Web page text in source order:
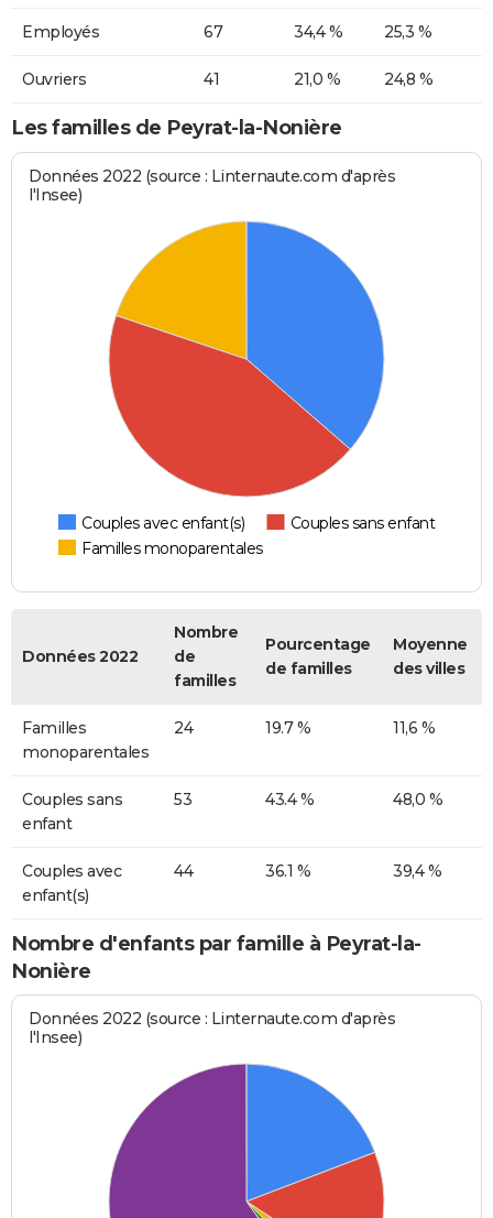
Employés 67 34,4 % 25,3 %
Ouvriers 41 21,0 % 24,8 %
Les familles de Peyrat-la-Nonière
Données 2022 (source : Linternaute.com d'après
l'Insee)
Couples avec enfant(s)
Couples sans enfant
Familles monoparentales
Données 2022
Nombre
de
familles
Pourcentage
de familles
Moyenne
des villes
Familles
monoparentales
24 19.7 % 11,6 %
Couples sans
enfant
53 43.4 % 48,0 %
Couples avec
enfant(s)
44 36.1 % 39,4 %
Nombre d'enfants par famille à Peyrat-la-
Nonière
Données 2022 (source : Linternaute.com d'après
l'Insee)